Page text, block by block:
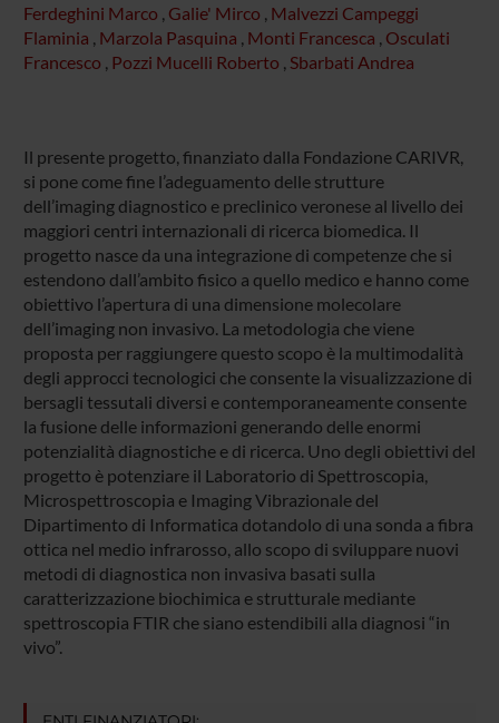
Ferdeghini Marco , Galie' Mirco , Malvezzi Campeggi
Flaminia , Marzola Pasquina , Monti Francesca , Osculati
Francesco , Pozzi Mucelli Roberto , Sbarbati Andrea
Il presente progetto, finanziato dalla Fondazione CARIVR,
si pone come fine l’adeguamento delle strutture
dell’imaging diagnostico e preclinico veronese al livello dei
maggiori centri internazionali di ricerca biomedica. Il
progetto nasce da una integrazione di competenze che si
estendono dall’ambito fisico a quello medico e hanno come
obiettivo l’apertura di una dimensione molecolare
dell’imaging non invasivo. La metodologia che viene
proposta per raggiungere questo scopo è la multimodalità
degli approcci tecnologici che consente la visualizzazione di
bersagli tessutali diversi e contemporaneamente consente
la fusione delle informazioni generando delle enormi
potenzialità diagnostiche e di ricerca. Uno degli obiettivi del
progetto è potenziare il Laboratorio di Spettroscopia,
Microspettroscopia e Imaging Vibrazionale del
Dipartimento di Informatica dotandolo di una sonda a fibra
ottica nel medio infrarosso, allo scopo di sviluppare nuovi
metodi di diagnostica non invasiva basati sulla
caratterizzazione biochimica e strutturale mediante
spettroscopia FTIR che siano estendibili alla diagnosi “in
vivo”.